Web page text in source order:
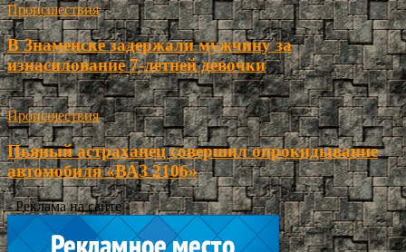
Происшествия
В Знаменске задержали мужчину за
изнасилование 7-летней девочки
Происшествия
Пьяный астраханец совершил опрокидывание
автомобиля «ВАЗ 2106»
- Реклама на сайте -